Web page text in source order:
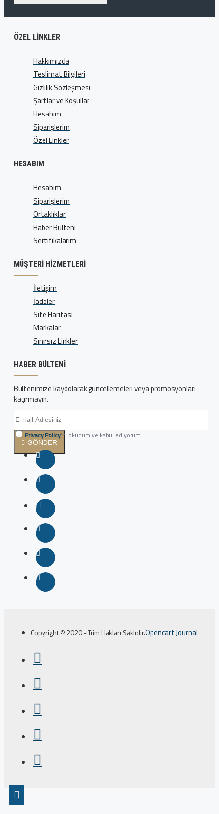
ÖZEL LINKLER
Hakkımızda
Teslimat Bilgileri
Gizlilik Sözleşmesi
Şartlar ve Koşullar
Hesabım
Siparişlerim
Özel Linkler
HESABIM
Hesabım
Siparişlerim
Ortaklıklar
Haber Bülteni
Sertifikalarım
MÜŞTERI HIZMETLERI
İletişim
İadeler
Site Haritası
Markalar
Sınırsız Linkler
HABER BÜLTENI
Bültenimize kaydolarak güncellemeleri veya promosyonları
kaçırmayın.
GÖNDER
Privacy Policy'ni okudum ve kabul ediyorum.
Copyright © 2020 - Tüm Hakları Saklıdır.Opencart Journal